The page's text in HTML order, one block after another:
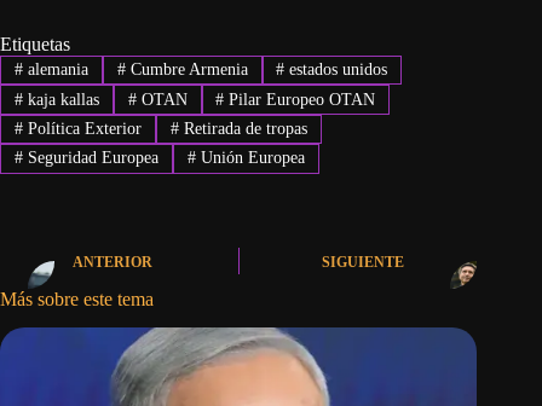
Etiquetas
#alemania #Cumbre Armenia # estados unidos
#kaja kallas #OTAN # Pilar Europeo OTAN
#Política Exterior #Retirada de tropas
#Seguridad Europea #Unión Europea
ANTERIOR SIGUIENTE
Más sobre este tema